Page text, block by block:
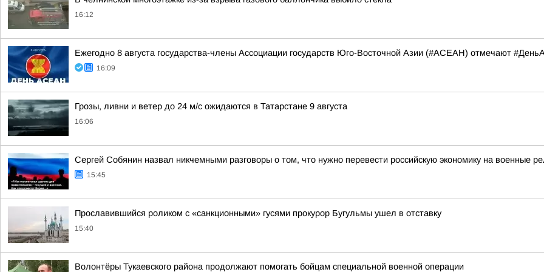
16:12
Ежегодно 8 августа государства-члены Ассоциации государств Юго-Восточной Азии (#АСЕАН) отмечают
16:09
Грозы, ливни и ветер до 24 м/с ожидаются в Татарстане 9 августа
16:06
Сергей Собянин назвал никчемными разговоры о том, что нужно перевести российскую экономику на военные
15:45
Прославившийся роликом с «санкционными» гусями прокурор Бугульмы ушел в отставку
15:40
Волонтёры Тукаевского района продолжают помогать бойцам специальной военной операции